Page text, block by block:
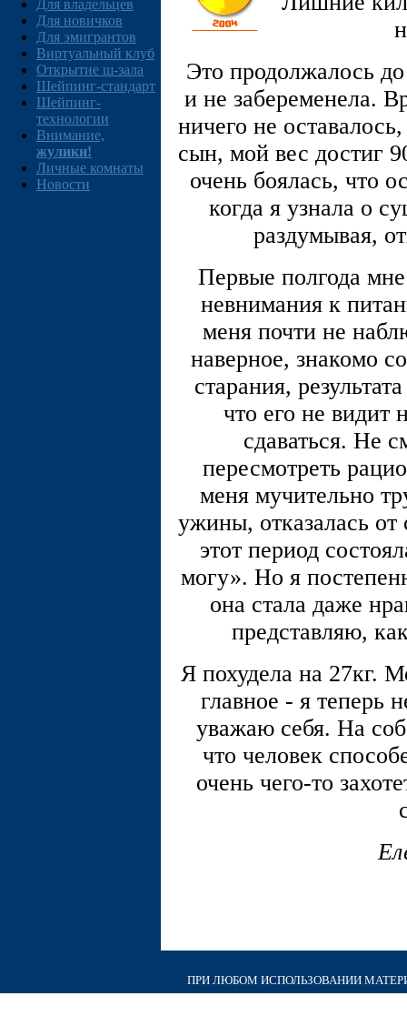
Для владельцев
Для новичков
Для эмигрантов
Виртуальный клуб
Открытие ш-зала
Шейпинг-стандарт
Шейпинг-
технологии
Внимание,
жулики!
Личные комнаты
Новости
Это продолжалось
и не забеременела.
ничего не
сын, мой вес достиг
очень боялась, что
когда я узнала о
раздумывая,
Первые полгода
невнимания к
меня почти не
наверное, знакомо
старания,
что его не видит
сдаваться. Не
пересмотреть
меня мучительно
ужины, отказалась
этот период
могу». Но я
она стала даже
представляю,
Я похудела на 27кг.
главное - я теперь
уважаю себя. На
что человек
очень чего-то
ПРИ ЛЮБОМ ИСПОЛЬЗОВАНИИ